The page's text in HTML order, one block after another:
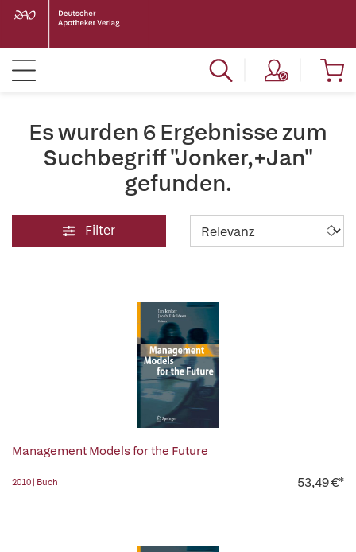
Es wurden 6 Ergebnisse zum
Suchbegriff "Jonker,+Jan"
gefunden.
Filter
Management Models for the Future
2010 | Buch 53,49 €*